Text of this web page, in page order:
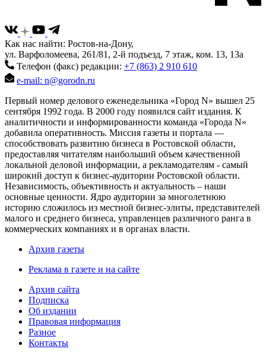
Как нас найти: Ростов-на-Дону,
ул. Варфоломеева, 261/81, 2-й подъезд, 7 этаж, ком. 13, 13а
Телефон (факс) редакции: +7 (863) 2 910 610
e-mail: n@gorodn.ru
Первый номер делового еженедельника «Город N» вышел 25
сентября 1992 года. В 2000 году появился сайт издания. К
аналитичности и информированности команда «Города N»
добавила оперативность. Миссия газеты и портала —
способствовать развитию бизнеса в Ростовской области,
предоставляя читателям наибольший объем качественной
локальной деловой информации, а рекламодателям - самый
широкий доступ к бизнес-аудитории Ростовской области.
Независимость, объективность и актуальность – наши
основные ценности. Ядро аудитории за многолетнюю
историю сложилось из местной бизнес-элиты, представителей
малого и среднего бизнеса, управленцев различного ранга в
коммерческих компаниях и в органах власти.
Архив газеты
Реклама в газете и на сайте
Архив сайта
Подписка
Об издании
Правовая информация
Разное
Контакты